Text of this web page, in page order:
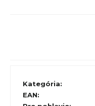
Kategória:
EAN: